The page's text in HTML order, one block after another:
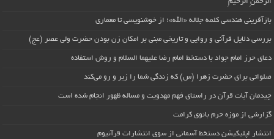
بازآفرینی هندسی کلمه جلاله «الله»؛ از خوشنویسی تا معماری
بررسی دلایل قرآنی و روایی و تاریخی مبنی بر امکان زن بودن حضرت ولی عصر (عج)
دعای حرز امام جواد با دستخط امام رضا علیهما السلام و روش استفاده
صلواتی برای حضرت زهرا (س) که زندگی شما را زیر و رو می‌کند
چیدمان آیات قرآن در راستای فهم مهدویت و مساله ظهور انجام شده است
گزارشی از موزه حرم بانوی کرامت
انتشار اپلیکیشن دستخط آسمانی از سوی انتشارات قرآنیوم